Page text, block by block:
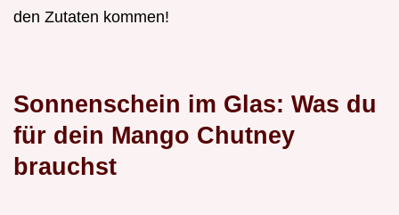
den Zutaten kommen!
Sonnenschein im Glas: Was du
für dein Mango Chutney
brauchst